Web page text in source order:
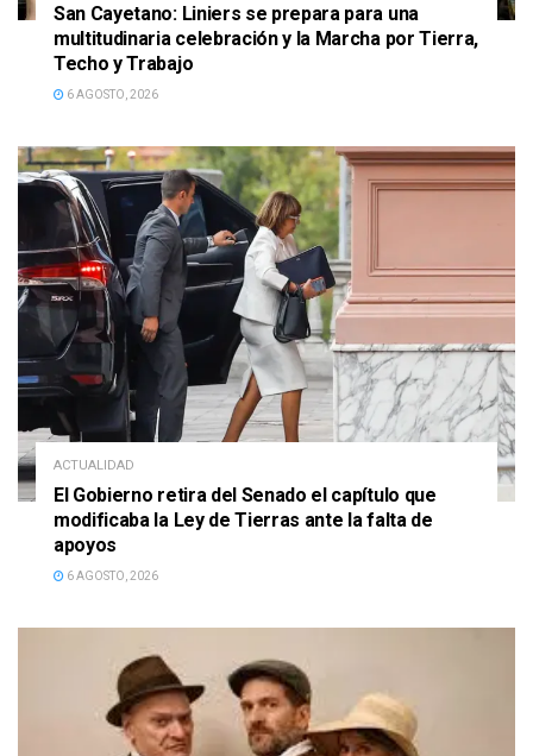
San Cayetano: Liniers se prepara para una
multitudinaria celebración y la Marcha por Tierra,
Techo y Trabajo
6 AGOSTO, 2026
ACTUALIDAD
El Gobierno retira del Senado el capítulo que
modificaba la Ley de Tierras ante la falta de
apoyos
6 AGOSTO, 2026